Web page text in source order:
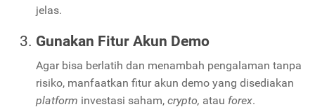
jelas.
Gunakan Fitur Akun Demo
Agar bisa berlatih dan menambah pengalaman tanpa
risiko, manfaatkan fitur akun demo yang disediakan
platform investasi saham, crypto, atau forex.